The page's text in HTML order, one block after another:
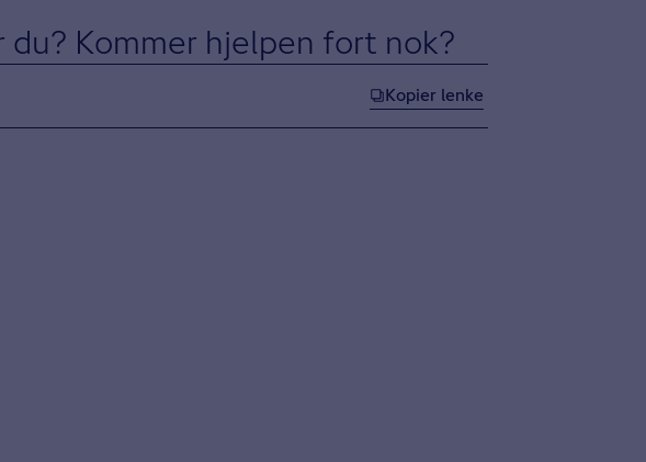
Kommer hjelpen fort nok?
Kopier lenke